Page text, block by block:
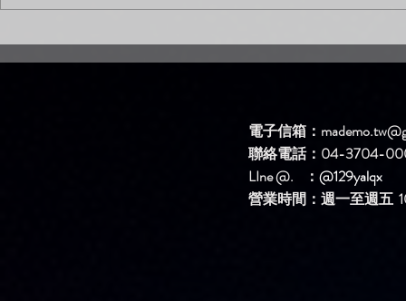
新歌DEMO區上架新歌啦！
【簡單問題】
新歌DEMO
【生氣】
電子信箱：
聯絡電話：04-3704-
LIne @. ： @129yalqx
營業時間：週一至週五